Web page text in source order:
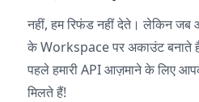
नहीं, हम रिफंड नहीं देते। लेकिन जब
के Workspace पर अकाउंट बनाते
पहले हमारी API आज़माने के लिए
मिलते हैं!